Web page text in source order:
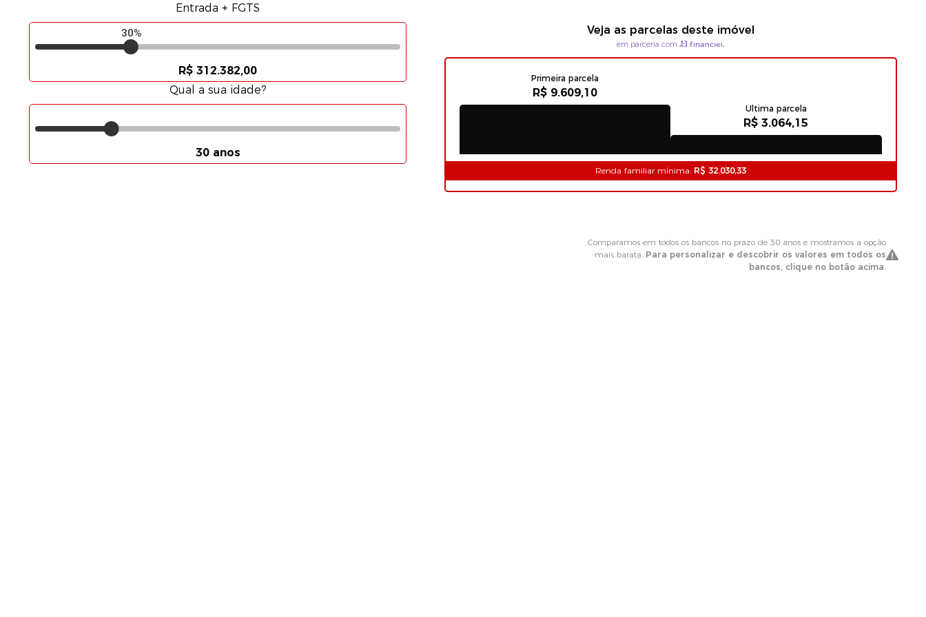
Entrada + FGTS
30%
R$ 312.382,00
Qual a sua idade?
30 anos
Veja as parcelas deste imóvel
em parceria com
Primeira parcela
R$ 9.609,10
Ultima parcela
R$ 3.064,15
Renda familiar mínima: R$ 32.030,33
Comparamos em todos os bancos no prazo de 30 anos e mostramos a opção
mais barata. Para personalizar e descobrir os valores em todos os
bancos, clique no botão acima.